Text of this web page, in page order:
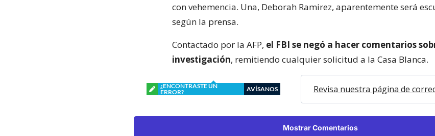
con vehemencia. Una, Deborah Ramirez, aparentemente será
según la prensa.
Contactado por la AFP, el FBI se negó a hacer comentarios
investigación, remitiendo cualquier solicitud a la Casa Blanca.
¿ENCONTRASTE UN
ERROR?
AVÍSANOS Revisa nuestra página de
Mostrar Comentarios